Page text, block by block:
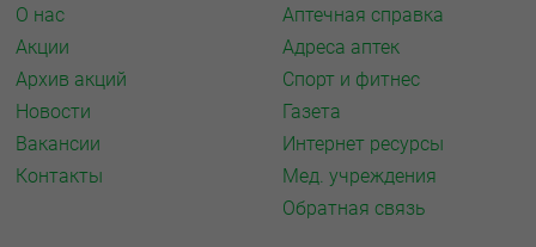
О нас
Акции
Архив акций
Новости
Вакансии
Контакты
Аптечная справка
Адреса аптек
Спорт и фитнес
Газета
Интернет ресурсы
Мед. учреждения
Обратная связь